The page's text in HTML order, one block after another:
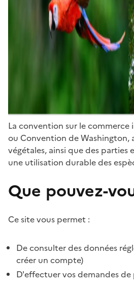
La convention sur le
ou Convention de Washington,
végétales, ainsi que des
une utilisation durable des
Que pouvez-
Ce site vous permet :
De consulter des données
créer un compte)
D'effectuer vos demandes